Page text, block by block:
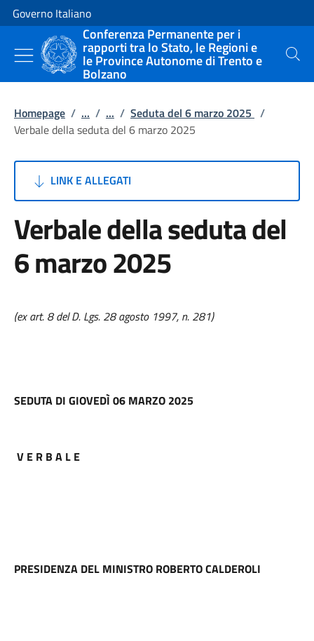
Vai al contenuto
Vai alla navigazione del sito
Governo Italiano
Conferenza Permanente per i
rapporti tra lo Stato, le Regioni e
le Province Autonome di Trento e
Bolzano
Cerca
Homepage / ... / ... / Seduta del 6 marzo 2025 /
Verbale della seduta del 6 marzo 2025
LINK E ALLEGATI
Verbale della seduta del
6 marzo 2025
(ex art. 8 del D. Lgs. 28 agosto 1997, n. 281)
SEDUTA DI GIOVEDÌ 06 MARZO 2025
V E R B A L E
PRESIDENZA DEL MINISTRO ROBERTO CALDEROLI